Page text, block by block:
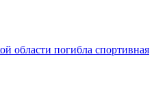
области погибла спортивная